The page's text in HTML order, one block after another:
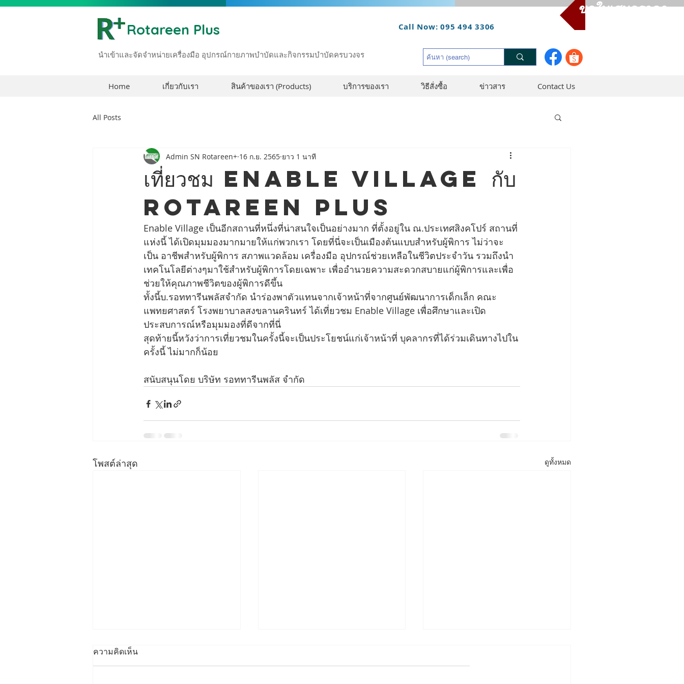
ขอใบเสนอราคา
Rotareen Plus Call Now: 095 494 3306
นำเข้าและจัดจำหน่ายเครื่องมือ อุปกรณ์กายภาพบำบัดและกิจกรรมบำบัดครบวงจร
Home เกี่ยวกับเรา สินค้าของเรา (Products) บริการของเรา วิธีสั่งซื้อ ข่าวสาร Contact Us
All Posts
เที่ยวชม Enable Village กับ
Rotareen Plus
Admin SN Rotareen+ 16 ก.ย. 2565 ยาว 1 นาที
Enable Village เป็นอีกสถานที่หนึ่งที่น่าสนใจเป็นอย่างมาก ที่ตั้งอยู่ใน ณ.ประเทศสิงคโปร์ สถานที่
แห่งนี้ ได้เปิดมุมมองมากมายให้แก่พวกเรา โดยที่นี่จะเป็นเมืองต้นแบบสำหรับผู้พิการ ไม่ว่าจะ
เป็น อาชีพสำหรับผู้พิการ สภาพแวดล้อม เครื่องมือ อุปกรณ์ช่วยเหลือในชีวิตประจำวัน รวมถึงนำ
เทคโนโลยีต่างๆมาใช้สำหรับผู้พิการโดยเฉพาะ เพื่ออำนวยความสะดวกสบายแก่ผู้พิการและเพื่อ
ช่วยให้คุณภาพชีวิตของผู้พิการดีขึ้น
ทั้งนี้บ.รอททารีนพลัสจำกัด นำร่องพาตัวแทนจากเจ้าหน้าที่จากศูนย์พัฒนาการเด็กเล็ก คณะ
แพทยศาสตร์ โรงพยาบาลสงขลานครินทร์ ได้เที่ยวชม Enable Village เพื่อศึกษาและเปิด
ประสบการณ์หรือมุมมองที่ดีจากที่นี่
สุดท้ายนี้หวังว่าการเที่ยวชมในครั้งนี้จะเป็นประโยชน์แก่เจ้าหน้าที่ บุคลากรที่ได้ร่วมเดินทางไปใน
ครั้งนี้ ไม่มากก็น้อย
สนับสนุนโดย บริษัท รอททารีนพลัส จำกัด
โพสต์ล่าสุด ดูทั้งหมด
ความคิดเห็น